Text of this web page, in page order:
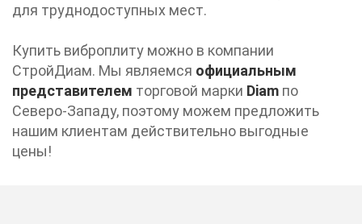
для труднодоступных мест.
Купить виброплиту можно в компании
СтройДиам. Мы являемся официальным
представителем торговой марки Diam по
Северо-Западу, поэтому можем предложить
нашим клиентам действительно выгодные
цены!